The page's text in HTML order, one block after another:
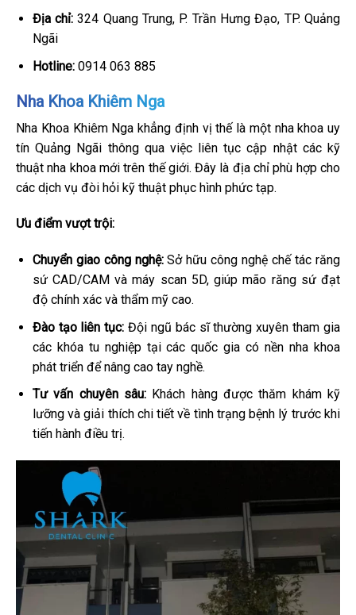
Địa chỉ: 324 Quang Trung, P. Trần Hưng Đạo, TP. Quảng
Ngãi
Hotline:0914 063 885
Nha Khoa Khiêm Nga
Nha Khoa Khiêm Nga khẳng định vị thế là một nha khoa uy
tín Quảng Ngãi thông qua việc liên tục cập nhật các kỹ
thuật nha khoa mới trên thế giới. Đây là địa chỉ phù hợp cho
các dịch vụ đòi hỏi kỹ thuật phục hình phức tạp.
Ưu điểm vượt trội:
Chuyển giao công nghệ:Sở hữu công nghệ chế tác răng
sứ CAD/CAM và máy scan 5D, giúp mão răng sứ đạt
độ chính xác và thẩm mỹ cao.
Đào tạo liên tục: Đội ngũ bác sĩ thường xuyên tham gia
các khóa tu nghiệp tại các quốc gia có nền nha khoa
phát triển để nâng cao tay nghề.
Tư vấn chuyên sâu:Khách hàng được thăm khám kỹ
lưỡng và giải thích chi tiết về tình trạng bệnh lý trước khi
tiến hành điều trị.